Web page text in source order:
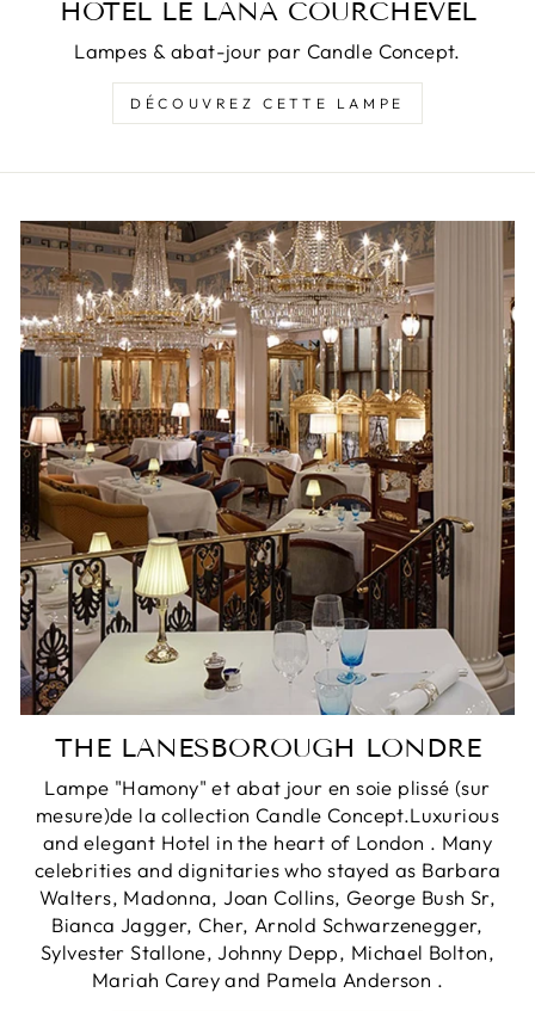
HOTEL LE LANA COURCHEVEL
Lampes & abat-jour par Candle Concept.
DÉCOUVREZ CETTE LAMPE
THE LANESBOROUGH LONDRE
Lampe "Hamony" et abat jour en soie plissé (sur
mesure)de la collection Candle Concept.Luxurious
and elegant Hotel in the heart of London . Many
celebrities and dignitaries who stayed as Barbara
Walters, Madonna, Joan Collins, George Bush Sr,
Bianca Jagger, Cher, Arnold Schwarzenegger,
Sylvester Stallone, Johnny Depp, Michael Bolton,
Mariah Carey and Pamela Anderson .